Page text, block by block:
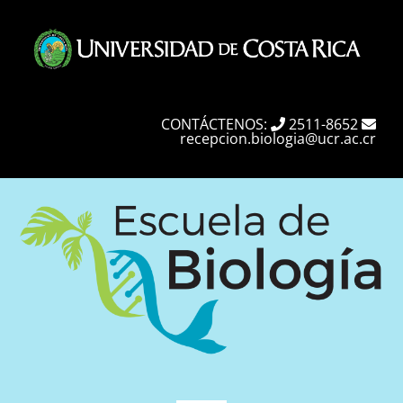
content
CONTÁCTENOS: 2511-8652
recepcion.biologia@ucr.ac.cr